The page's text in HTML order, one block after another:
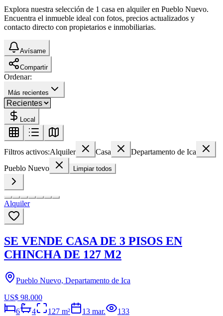
Explora nuestra selección de 1 casa en alquiler en Pueblo Nuevo.
Encuentra el inmueble ideal con fotos, precios actualizados y
contacto directo con propietarios e inmobiliarias.
Avísame
Compartir
Ordenar:
Más recientes
Local
Filtros activos:Alquiler Casa
Departamento de Ica
Pueblo Nuevo
Limpiar todos
Alquiler
SE VENDE CASA DE 3 PISOS EN
CHINCHA DE 127 M2
Pueblo Nuevo, Departamento de Ica
US$ 98.000
6
4 127 m² 13 mar. 133